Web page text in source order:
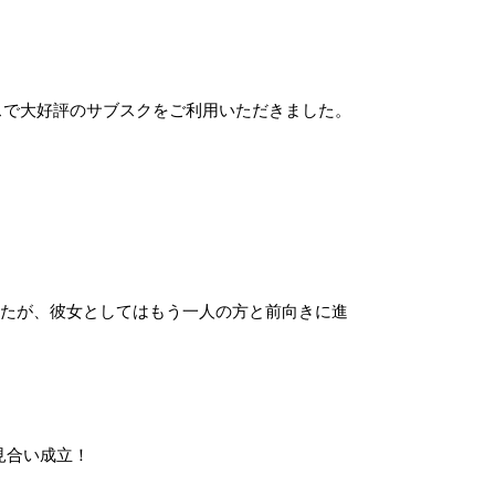
大好評のサブスクをご利用いただきました。
が、彼女としてはもう一人の方と前向きに進
い成立！